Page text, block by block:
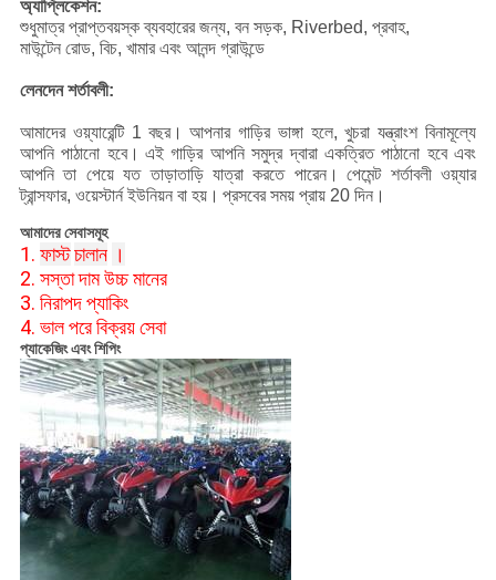
অ্যাপ্লিকেশন:
শুধুমাত্র প্রাপ্তবয়স্ক ব্যবহারের জন্য, বন সড়ক, Riverbed, প্রবাহ,
মাউন্টেন রোড, বিচ, খামার এবং আনন্দ গ্রাউন্ডে
লেনদেন শর্তাবলী:
আমাদের ওয়্যারেন্টি 1 বছর।
আপনার গাড়ির ভাঙ্গা হলে, খুচরা যন্ত্রাংশ বিনামূল্যে
আপনি পাঠানো হবে। এই গাড়ির আপনি সমুদ্র দ্বারা একত্রিত পাঠানো হবে এবং
আপনি তা পেয়ে যত তাড়াতাড়ি যাত্রা করতে পারেন।
পেমেন্ট শর্তাবলী ওয়্যার
ট্রান্সফার, ওয়েস্টার্ন ইউনিয়ন বা হয়। প্রসবের সময় প্রায় 20 দিন।
আমাদের সেবাসমূহ
1. ফাস্টচালান ।
2. সস্তা দাম উচ্চ মানের
3. নিরাপদ প্যাকিং
4. ভাল পরে বিক্রয় সেবা
প্যাকেজিং এবং শিপিং